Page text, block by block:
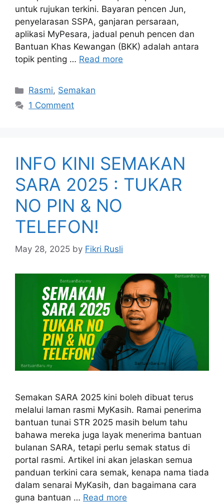
untuk rujukan terkini. Bayaran pencen Jun,
penyelarasan SSPA, ganjaran persaraan,
aplikasi MyPesara, jadual penuh pencen dan
Bantuan Khas Kewangan (BKK) adalah antara
topik penting … Read more
Categories
Rasmi, Semakan
1 Comment
INFO KINI SEMAKAN
SARA 2025 : TUKAR
NO PIN & NO
TELEFON!
May 28, 2025 by Fikri Rusli
Semakan SARA 2025 kini boleh dibuat terus
melalui laman rasmi MyKasih. Ramai penerima
bantuan tunai STR 2025 masih belum tahu
bahawa mereka juga layak menerima bantuan
bulanan SARA, tetapi perlu semak status di
portal rasmi. Artikel ini akan jelaskan semua
panduan terkini cara semak, kenapa nama tiada
dalam senarai MyKasih, dan bagaimana cara
guna bantuan … Read more